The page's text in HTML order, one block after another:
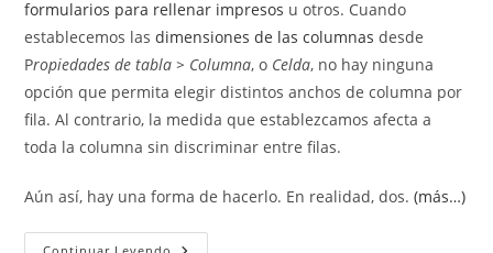
formularios para rellenar impresos u otros. Cuando
establecemos lasdimensiones de las columnas desde
Propiedades de tabla > Columna, o Celda, no hay ninguna
opción que permita elegir distintos anchos de columna por
fila. Al contrario, la medida que establezcamos afecta a
toda la columna sin discriminar entre filas.
Aún así, hay una forma de hacerlo. En realidad, dos.(más…)